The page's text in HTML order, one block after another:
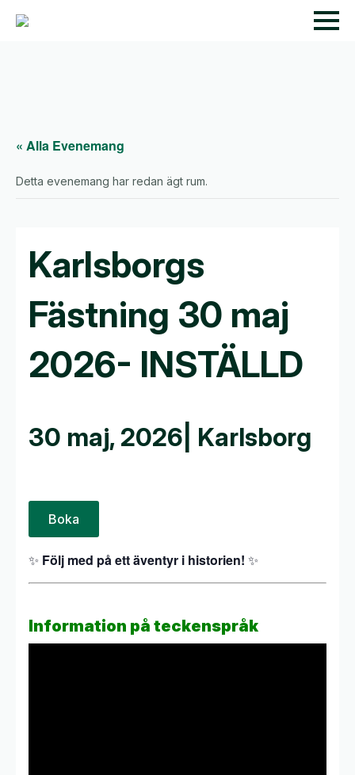
« Alla Evenemang
Detta evenemang har redan ägt rum.
Karlsborgs
Fästning 30 maj
2026- INSTÄLLD
30 maj, 2026 | Karlsborg
Boka
✨ Följ med på ett äventyr i historien! ✨
Information på teckenspråk